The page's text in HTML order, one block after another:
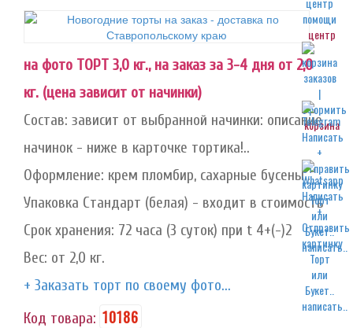
центр
корзина
написать..
написать..
на фото ТОРТ 3,0 кг., на заказ за 3-4 дня от 2,0
кг. (цена зависит от начинки)
Состав: зависит от выбранной начинки: описание
начинок - ниже в карточке тортика!..
Оформление: крем пломбир, сахарные бусены..
Упаковка Стандарт (белая) - входит в стоимость
Срок хранения: 72 часа (3 суток) при t 4+(-)2
Вес: от 2,0 кг.
+ Заказать торт по своему фото...
Код товара: 10186